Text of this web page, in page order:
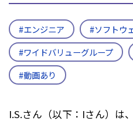
#エンジニア
#ソフトウ
#ワイドバリューグループ
#動画あり
I.S.さん（以下：Iさん）は